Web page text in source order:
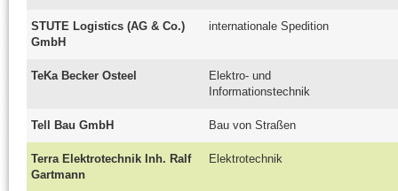
STUTE Logistics (AG & Co.)
GmbH
internationale Spedition
TeKa Becker Osteel
Elektro- und
Informationstechnik
Tell Bau GmbH Bau von Straßen
Terra Elektrotechnik Inh. Ralf
Gartmann
Elektrotechnik